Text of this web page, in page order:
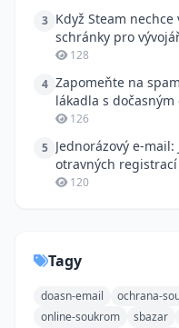
3 Když Steam
schránky pro
128
4 Zapomeňte na
lákadla s
126
5 Jednorázový e-
otravných registrací
120
Tagy
doasn-email ochrana-
online-soukrom
sbazar